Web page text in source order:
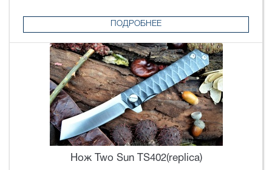
ПОДРОБНЕЕ
Нож Two Sun TS402(replica)